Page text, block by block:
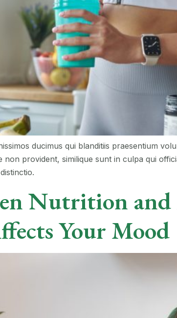
ducimus qui blanditiis praesentium
non provident, similique sunt in culpa qui
Nutrition
Your Mood